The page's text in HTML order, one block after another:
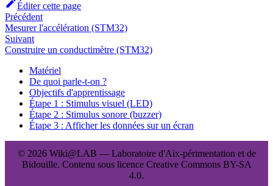
Éditer cette page
Précédent
Mesurer l'accélération (STM32)
Suivant
Construire un conductimètre (STM32)
Matériel
De quoi parle-t-on ?
Objectifs d'apprentissage
Étape 1 : Stimulus visuel (LED)
Étape 2 : Stimulus sonore (buzzer)
Étape 3 : Afficher les données sur un écran
© 2026 Wiki@LAB — Laboratoire d'Aix-périmentation et de
Bidouille. Contenu sous licence Creative Commons BY-SA
4.0.